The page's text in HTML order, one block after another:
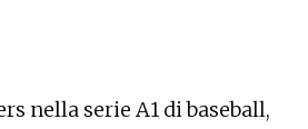
nella serie A1 di baseball,